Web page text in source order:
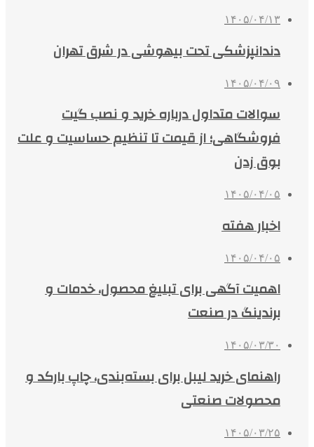
۱۴۰۵/۰۴/۱۳
دندانپزشکی تحت بیهوشی در شرق تهران
۱۴۰۵/۰۴/۰۹
سوالات متداول درباره خرید و نصب گیت
فروشگاهی؛ از قیمت تا تنظیم حساسیت و علت
بوق زدن
۱۴۰۵/۰۴/۰۵
اخبار هفته
۱۴۰۵/۰۴/۰۵
اهمیت آگهی برای تبلیغ محصول، خدمات و
برندینگ در صنعت
۱۴۰۵/۰۳/۳۰
راهنمای خرید لیبل برای بسته‌بندی، چاپ بارکد و
محصولات صنعتی
۱۴۰۵/۰۳/۲۵